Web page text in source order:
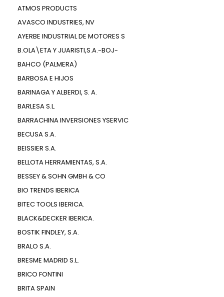
ATMOS PRODUCTS
AVASCO INDUSTRIES, NV
AYERBE INDUSTRIAL DE MOTORES S
B.OLA\ETA Y JUARISTI,S.A.-BOJ-
BAHCO (PALMERA)
BARBOSA E HIJOS
BARINAGA Y ALBERDI, S. A.
BARLESA S.L.
BARRACHINA INVERSIONES YSERVIC
BECUSA S.A.
BEISSIER S.A.
BELLOTA HERRAMIENTAS, S.A.
BESSEY & SOHN GMBH & CO
BIO TRENDS IBERICA
BITEC TOOLS IBERICA.
BLACK&DECKER IBERICA.
BOSTIK FINDLEY, S.A.
BRALO S.A.
BRESME MADRID S.L.
BRICO FONTINI
BRITA SPAIN